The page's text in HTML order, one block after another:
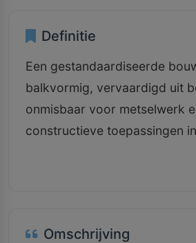
Definitie
Een gestandaardiseerde
balkvormig, vervaardigd uit
onmisbaar voor metselwerk
constructieve toepassingen
Omschrijving